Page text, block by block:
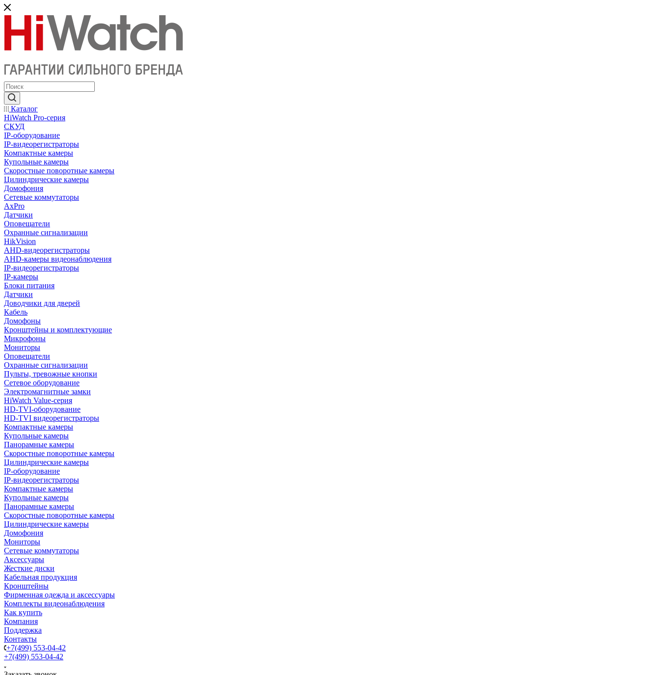
Каталог
HiWatch Pro-серия
CКУД
IP-оборудование
IP-видеорегистраторы
Компактные камеры
Купольные камеры
Скоростные поворотные камеры
Цилиндрические камеры
Домофония
Сетевые коммутаторы
AxPro
Датчики
Оповещатели
Охранные сигнализации
HikVision
AHD-видеорегистраторы
AHD-камеры видеонаблюдения
IP-видеорегистраторы
IP-камеры
Блоки питания
Датчики
Доводчики для дверей
Кабель
Домофоны
Кронштейны и комплектующие
Микрофоны
Мониторы
Оповещатели
Охранные сигнализации
Пульты, тревожные кнопки
Сетевое оборудование
Электромагнитные замки
HiWatch Value-серия
HD-TVI-оборудование
HD-TVI видеорегистраторы
Компактные камеры
Купольные камеры
Панорамные камеры
Скоростные поворотные камеры
Цилиндрические камеры
IP-оборудование
IP-видеорегистраторы
Компактные камеры
Купольные камеры
Панорамные камеры
Скоростные поворотные камеры
Цилиндрические камеры
Домофония
Мониторы
Сетевые коммутаторы
Аксессуары
Жесткие диски
Кабельная продукция
Кронштейны
Фирменная одежда и аксессуары
Комплекты видеонаблюдения
Как купить
Компания
Поддержка
Контакты
+7(499) 553-04-42
+7(499) 553-04-42